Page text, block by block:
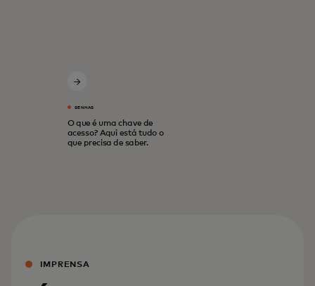
SENHAS
O que é uma chave de
acesso? Aqui está tudo o
que precisa de saber.
IMPRENSA